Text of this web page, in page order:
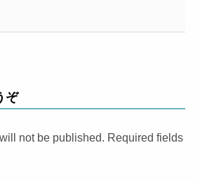
ぞ
not be published. Required fields